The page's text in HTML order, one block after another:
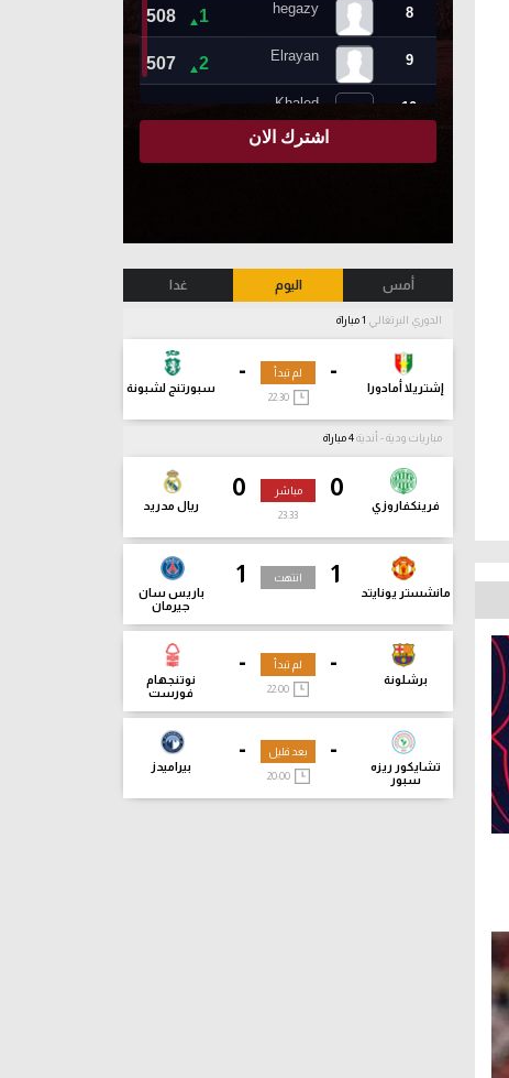
أمس اليوم غدا
الدوري البرتغالي
-
إشتريلا أمادورا
-
سبورتنج لشبونة
لم تبدأ
22:30
مباريات ودية - أندية
0
فرينكفاروزي
0
ريال مدريد
مباشر
23:34
1
مانشستر يونايتد
1
باريس سان
جيرمان
انتهت
-
برشلونة
-
نوتنجهام
فورست
لم تبدأ
-
تشايكور ريزه
سبور
-
بيراميدز
بعد قليل
20:00